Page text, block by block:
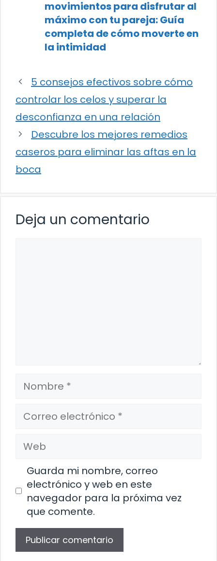
movimientos para disfrutar al
máximo con tu pareja: Guía
completa de cómo moverte en
la intimidad
5 consejos efectivos sobre cómo
controlar los celos y superar la
desconfianza en una relación
Descubre los mejores remedios
caseros para eliminar las aftas en la
boca
Deja un comentario
Nombre
Correo
electrónico
Web
Guarda mi nombre, correo
electrónico y web en este
navegador para la próxima vez
que comente.